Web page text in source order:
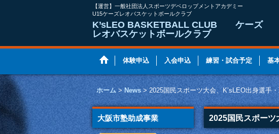
【運営】一般社団法人スポーツデベロップメントアカデミー
U15ケーズレオバスケットボールクラブ
K’sLEO BASKETBALL CLUB ケーズ
レオバスケットボールクラブ
体験申込 入会申込 練習・試合予定 基
ホーム > News > 2025国民スポーツ大会、K’sLEO出身選手
大阪市塾助成事業 2025国民スポーツ